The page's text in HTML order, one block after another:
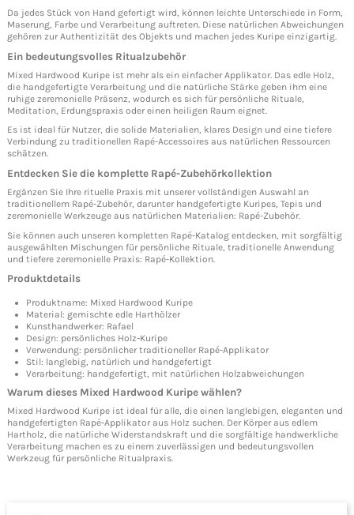
Da jedes Stück von Hand gefertigt wird, können leichte Unterschiede in Form,
Maserung, Farbe und Verarbeitung auftreten. Diese natürlichen Abweichungen
gehören zur Authentizität des Objekts und machen jedes Kuripe einzigartig.
Ein bedeutungsvolles Ritualzubehör
Mixed Hardwood Kuripe ist mehr als ein einfacher Applikator. Das edle Holz,
die handgefertigte Verarbeitung und die natürliche Stärke geben ihm eine
ruhige zeremonielle Präsenz, wodurch es sich für persönliche Rituale,
Meditation, Erdungspraxis oder einen heiligen Raum eignet.
Es ist ideal für Nutzer, die solide Materialien, klares Design und eine tiefere
Verbindung zu traditionellen Rapé-Accessoires aus natürlichen Ressourcen
schätzen.
Entdecken Sie die komplette Rapé-Zubehörkollektion
Ergänzen Sie Ihre rituelle Praxis mit unserer vollständigen Auswahl an
traditionellem Rapé-Zubehör, darunter handgefertigte Kuripes, Tepis und
zeremonielle Werkzeuge aus natürlichen Materialien: Rapé-Zubehör.
Sie können auch unseren kompletten Rapé-Katalog entdecken, mit sorgfältig
ausgewählten Mischungen für persönliche Rituale, traditionelle Anwendung
und tiefere zeremonielle Praxis: Rapé-Kollektion
Produktdetails
Produktname: Mixed Hardwood Kuripe
Material: gemischte edle Harthölzer
Kunsthandwerker: Rafael
Design: persönliches Holz-Kuripe
Verwendung: persönlicher traditioneller Rapé-Applikator
Stil: langlebig, natürlich und handgefertigt
Verarbeitung: handgefertigt, mit natürlichen Holzabweichungen
Warum dieses Mixed Hardwood Kuripe wählen?
Mixed Hardwood Kuripe ist ideal für alle, die einen langlebigen, eleganten und
handgefertigten Rapé-Applikator aus Holz suchen. Der Körper aus edlem
Hartholz, die natürliche Widerstandskraft und die sorgfältige handwerkliche
Verarbeitung machen es zu einem zuverlässigen und bedeutungsvollen
Werkzeug für persönliche Ritualpraxis.